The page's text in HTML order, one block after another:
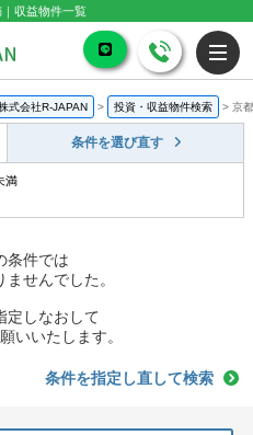
収益物件一覧
式会社R-JAPAN > 投資・収益物件検索 > 京
条件を選び直す
満
条件では
せんでした。
定しなおして
いいたします。
条件を指定し直して検索